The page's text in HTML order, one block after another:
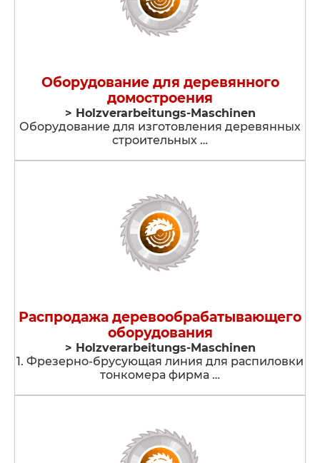
Оборудование для деревянного
домостроения
> Holzverarbeitungs-Maschinen
Оборудование для изготовления деревянных
строительных …
Распродажа деревообрабатывающего
оборудования
> Holzverarbeitungs-Maschinen
1. Фрезерно-брусующая линия для распиловки
тонкомера фирма …